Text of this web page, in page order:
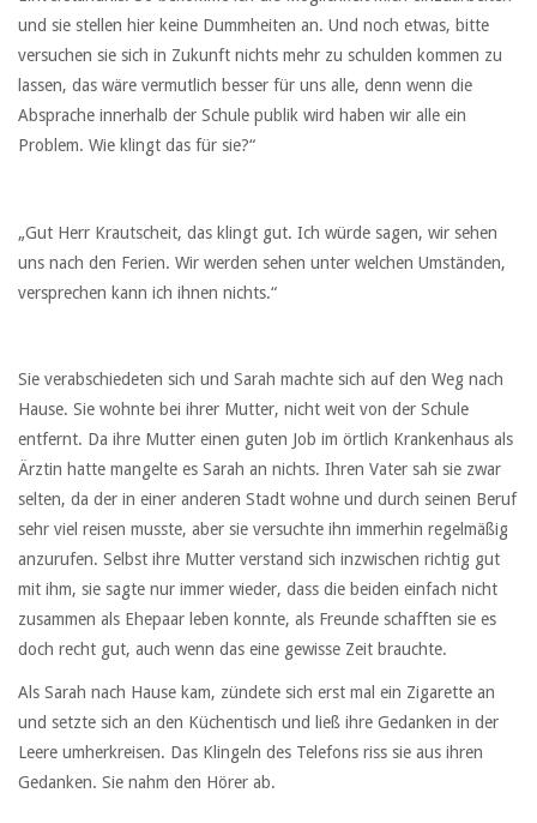
und sie stellen hier keine Dummheiten an. Und noch etwas, bitte
versuchen sie sich in Zukunft nichts mehr zu schulden kommen zu
lassen, das wäre vermutlich besser für uns alle, denn wenn die
Absprache innerhalb der Schule publik wird haben wir alle ein
Problem. Wie klingt das für sie?“
„Gut Herr Krautscheit, das klingt gut. Ich würde sagen, wir sehen
uns nach den Ferien. Wir werden sehen unter welchen Umständen,
versprechen kann ich ihnen nichts.“
Sie verabschiedeten sich und Sarah machte sich auf den Weg nach
Hause. Sie wohnte bei ihrer Mutter, nicht weit von der Schule
entfernt. Da ihre Mutter einen guten Job im örtlich Krankenhaus als
Ärztin hatte mangelte es Sarah an nichts. Ihren Vater sah sie zwar
selten, da der in einer anderen Stadt wohne und durch seinen Beruf
sehr viel reisen musste, aber sie versuchte ihn immerhin regelmäßig
anzurufen. Selbst ihre Mutter verstand sich inzwischen richtig gut
mit ihm, sie sagte nur immer wieder, dass die beiden einfach nicht
zusammen als Ehepaar leben konnte, als Freunde schafften sie es
doch recht gut, auch wenn das eine gewisse Zeit brauchte.
Als Sarah nach Hause kam, zündete sich erst mal ein Zigarette an
und setzte sich an den Küchentisch und ließ ihre Gedanken in der
Leere umherkreisen. Das Klingeln des Telefons riss sie aus ihren
Gedanken. Sie nahm den Hörer ab.